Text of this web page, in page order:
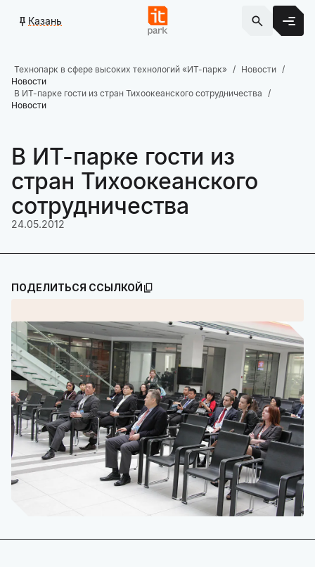
Казань
Технопарк в сфере высоких технологий «ИТ-парк»
Новости
Новости
В ИТ-парке гости из стран Тихоокеанского сотрудничества
Новости
В ИТ-парке гости из
стран Тихоокеанского
сотрудничества
24.05.2012
ПОДЕЛИТЬСЯ ССЫЛКОЙ